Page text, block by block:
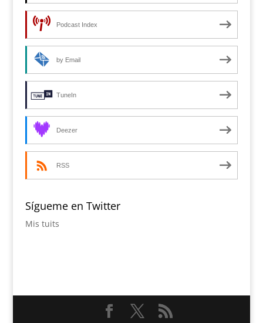
Podcast Index
by Email
TuneIn
Deezer
RSS
Sígueme en Twitter
Mis tuits